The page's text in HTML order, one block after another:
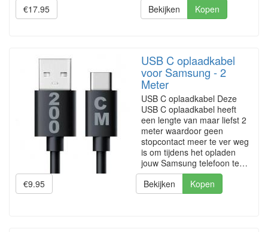
€17.95
Bekijken Kopen
USB C oplaadkabel
voor Samsung - 2
Meter
USB C oplaadkabel Deze
USB C oplaadkabel heeft
een lengte van maar liefst 2
meter waardoor geen
stopcontact meer te ver weg
is om tijdens het opladen
jouw Samsung telefoon te…
€9.95
Bekijken Kopen